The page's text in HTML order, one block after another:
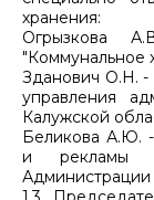
хранения:
Огрызкова
"Коммунальное
Зданович О.Н. -
управления
Калужской
Беликова А.Ю. -
и рекламы
Администрации